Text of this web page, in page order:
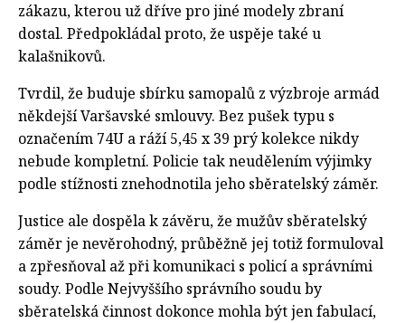
zákazu, kterou už dříve pro jiné modely zbraní
dostal. Předpokládal proto, že uspěje také u
kalašnikovů.
Tvrdil, že buduje sbírku samopalů z výzbroje armád
někdejší Varšavské smlouvy. Bez pušek typu s
označením 74U a ráží 5,45 x 39 prý kolekce nikdy
nebude kompletní. Policie tak neudělením výjimky
podle stížnosti znehodnotila jeho sběratelský záměr.
Justice ale dospěla k závěru, že mužův sběratelský
záměr je nevěrohodný, průběžně jej totiž formuloval
a zpřesňoval až při komunikaci s policí a správními
soudy. Podle Nejvyššího správního soudu by
sběratelská činnost dokonce mohla být jen fabulací,